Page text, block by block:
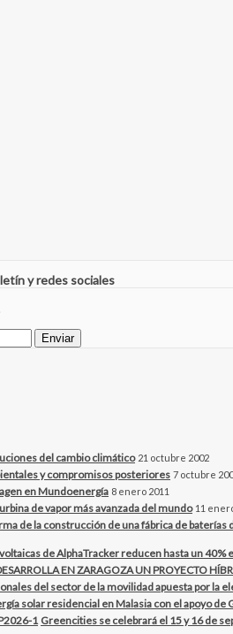
y redes sociales
del cambio climático 21 octubre 2002
y compromisos posteriores 7 octubre
en Mundoenergía 8 enero 2011
de vapor más avanzada del mundo 11
de AlphaTracker reducen hasta un
EN ZARAGOZA UN PROYECTO
del sector de la movilidad apuesta por la
solar residencial en Malasia con el apoyo de
Greencities se celebrará el 15 y 16 de